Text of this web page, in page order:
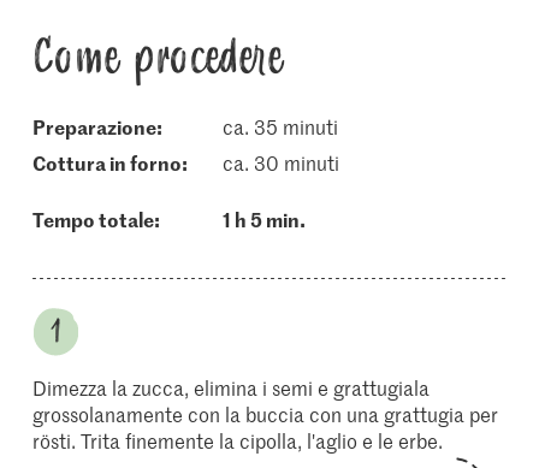
Come procedere
Preparazione:
ca. 35 minuti
cottura in forno:
ca. 30 minuti
Tempo totale: 1 h 5 min.
Dimezza la zucca, elimina i semi e grattugiala
grossolanamente con la buccia con una grattugia per
rösti. Trita finemente la cipolla, l'aglio e le erbe.